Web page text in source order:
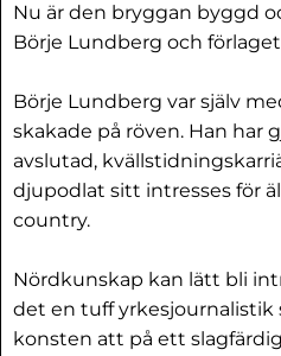
Nu är den bryggan byggd
Börje Lundberg och
Börje Lundberg var själv
skakade på röven. Han har
avslutad,
djupodlat sitt intresses för
country.
Nördkunskap kan lätt bli
det en tuff yrkesjournalistik
konsten att på ett